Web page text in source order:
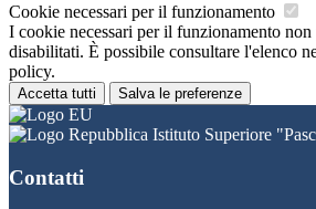
Cookie necessari per il funzionamento
I cookie necessari per il funzionamento non
disabilitati. È possibile consultare l'elenco
policy.
Accetta tutti Salva le preferenze
Istituto Superiore
Contatti